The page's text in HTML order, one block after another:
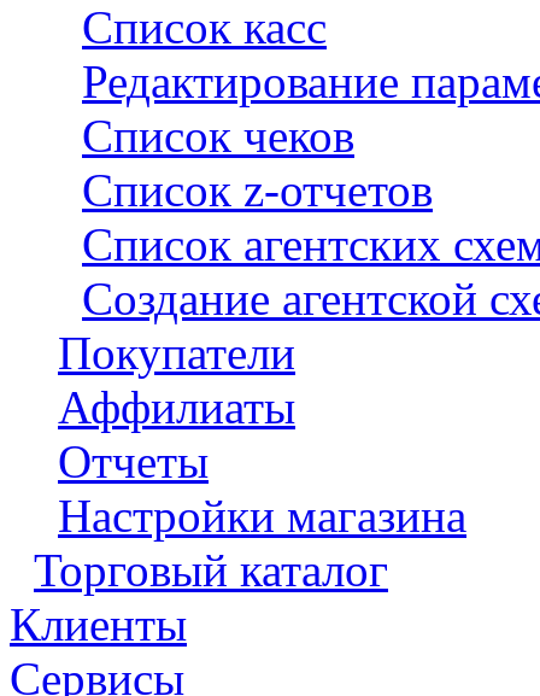
Список касс
Редактирование
Список чеков
Список z-отчетов
Список агентских
Создание агентской
Покупатели
Аффилиаты
Отчеты
Настройки магазина
Торговый каталог
Клиенты
Сервисы